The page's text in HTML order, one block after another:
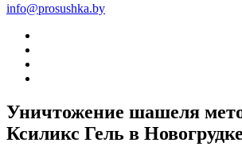
info@prosushka.by
Уничтожение шашеля
Ксиликс Гель в Новогрудке